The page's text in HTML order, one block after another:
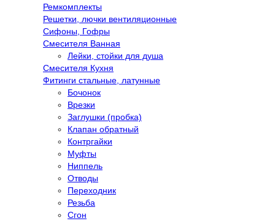
Ремкомплекты
Решетки, лючки вентиляционные
Сифоны, Гофры
Смесителя Ванная
Лейки, стойки для душа
Смесителя Кухня
Фитинги стальные, латунные
Бочонок
Врезки
Заглушки (пробка)
Клапан обратный
Контргайки
Муфты
Ниппель
Отводы
Переходник
Резьба
Сгон